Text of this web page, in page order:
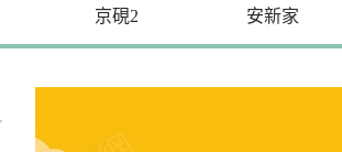
京硯2 安新家